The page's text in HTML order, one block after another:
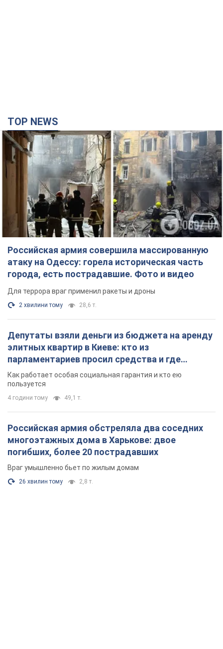
TOP NEWS
Российская армия совершила массированную
атаку на Одессу: горела историческая часть
города, есть пострадавшие. Фото и видео
Для террора враг применил ракеты и дроны
2 хвилини тому 28,6 т.
Депутаты взяли деньги из бюджета на аренду
элитных квартир в Киеве: кто из
парламентариев просил средства и где
поселился
Как работает особая социальная гарантия и кто ею
пользуется
4 години тому 49,1 т.
Российская армия обстреляла два соседних
многоэтажных дома в Харькове: двое
погибших, более 20 пострадавших
Враг умышленно бьет по жилым домам
26 хвилин тому 2,8 т.